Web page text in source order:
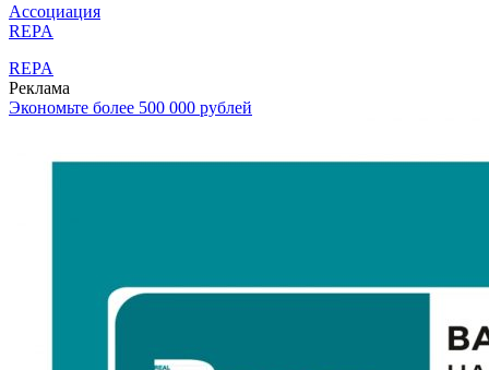
Ассоциация
REPA
REPA
Реклама
Экономьте более 500 000 рублей